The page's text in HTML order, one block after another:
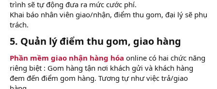
trình sẽ tự động đưa ra mức cước phí.
Khai báo nhân viên giao/nhận, điểm thu gom, đại lý sẽ phụ
trách.
5. Quản lý điểm thu gom, giao hàng
Phần mềm giao nhận hàng hóa online có hai chức năng
riêng biệt : Gom hàng tận nơi khách gửi và khách hàng
đem đến điểm gom hàng. Tương tự như việc trả/giao